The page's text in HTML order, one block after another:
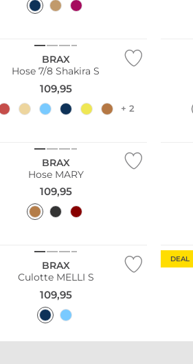
BRAX
Hose 7/8 Shakira S
109,95
+ 2
BRAX
Hose MARY
109,95
BRAX
Culotte MELLI S
109,95
DEAL